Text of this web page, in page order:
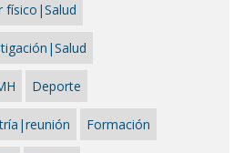
físico|Salud
Deporte
Formación